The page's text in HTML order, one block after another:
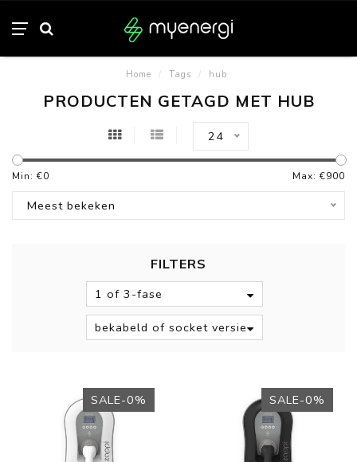
Home / Tags / hub
PRODUCTEN GETAGD MET HUB
24
Min: €0 Max: €900
Meest bekeken
FILTERS
1 of 3-fase
bekabeld of socket versie
SALE-0% SALE-0%